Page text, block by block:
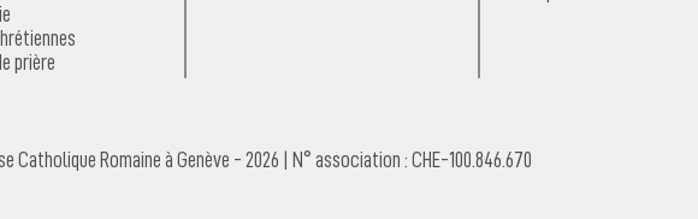
prière
Catholique Romaine à Genève - 2026 | N° association : CHE-100.846.670